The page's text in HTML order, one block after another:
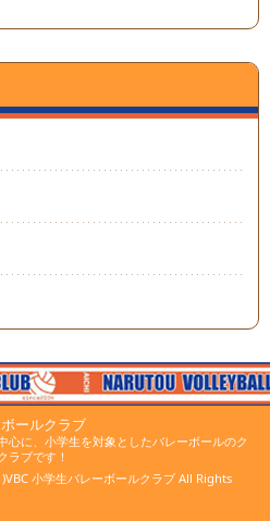
ールクラブ
心に、小学生を対象としたバレーボールのク
ラブです！
小学生バレーボールクラブ All Rights